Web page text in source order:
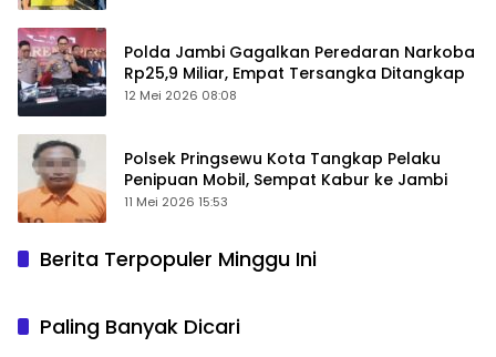
Polda Jambi Gagalkan Peredaran Narkoba
Rp25,9 Miliar, Empat Tersangka Ditangkap
12 Mei 2026 08:08
Polsek Pringsewu Kota Tangkap Pelaku
Penipuan Mobil, Sempat Kabur ke Jambi
11 Mei 2026 15:53
Berita Terpopuler Minggu Ini
Paling Banyak Dicari